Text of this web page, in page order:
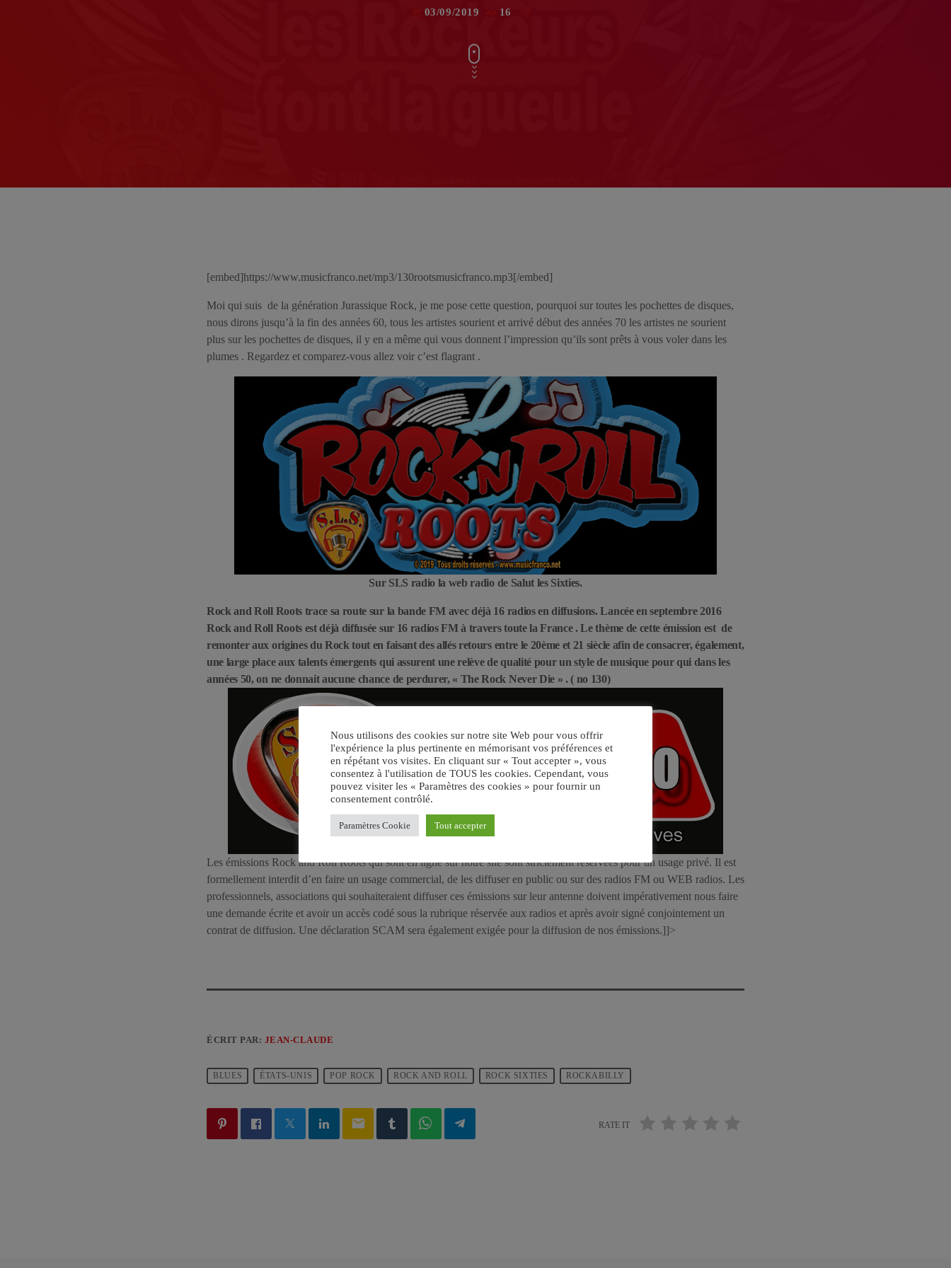
03/09/2019 16
[embed]https://www.musicfranco.net/mp3/130rootsmusicfranco.mp3[/embed]
Moi qui suis de la génération Jurassique Rock, je me pose cette question, pourquoi sur toutes les pochettes de disques,
nous dirons jusqu’à la fin des années 60, tous les artistes sourient et arrivé début des années 70 les artistes ne sourient
plus sur les pochettes de disques, il y en a même qui vous donnent l’impression qu’ils sont prêts à vous voler dans les
plumes . Regardez et comparez-vous allez voir c’est flagrant .
Sur SLS radio la web radio de Salut les Sixties.
Rock and Roll Roots trace sa route sur la bande FM avec déjà 16 radios en diffusions. Lancée en septembre 2016
Rock and Roll Roots est déjà diffusée sur 16 radios FM à travers toute la France . Le thème de cette émission est de
remonter aux origines du Rock tout en faisant des allés retours entre le 20ème et 21 siècle afin de consacrer, également,
une large place aux talents émergents qui assurent une relève de qualité pour un style de musique pour qui dans les
années 50, on ne donnait aucune chance de perdurer, « The Rock Never Die » . ( no 130)
Les émissions Rock and Roll Roots qui sont en ligne sur notre site sont strictement réservées pour un usage privé. Il est
formellement interdit d’en faire un usage commercial, de les diffuser en public ou sur des radios FM ou WEB radios. Les
professionnels, associations qui souhaiteraient diffuser ces émissions sur leur antenne doivent impérativement nous faire
une demande écrite et avoir un accès codé sous la rubrique réservée aux radios et après avoir signé conjointement un
contrat de diffusion. Une déclaration SCAM sera également exigée pour la diffusion de nos émissions.]]>
ÉCRIT PAR: JEAN-CLAUDE
BLUES ÉTATS-UNIS POP ROCK ROCK AND ROLL ROCK SIXTIES ROCKABILLY
email RATE IT
Nous utilisons des cookies sur notre site Web pour vous offrir
l'expérience la plus pertinente en mémorisant vos préférences et
en répétant vos visites. En cliquant sur « Tout accepter », vous
consentez à l'utilisation de TOUS les cookies. Cependant, vous
pouvez visiter les « Paramètres des cookies » pour fournir un
consentement contrôlé.
Paramètres Cookie Tout accepter